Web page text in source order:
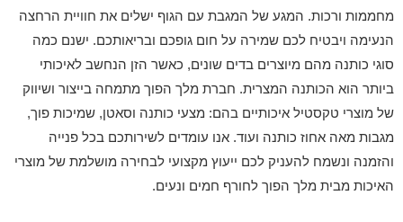
מחממות ורכות. המגע של המגבת עם הגוף ישלים את חוויית הרחצה
הנעימה ויבטיח לכם שמירה על חום גופכם ובריאותכם. ישנם כמה
סוגי כותנה מהם מיוצרים בדים שונים, כאשר הזן הנחשב לאיכותי
ביותר הוא הכותנה המצרית. חברת מלך הפוך מתמחה בייצור ושיווק
של מוצרי טקסטיל איכותיים בהם: מצעי כותנה וסאטן, שמיכות פוך,
מגבות מאה אחוז כותנה ועוד. אנו עומדים לשירותכם בכל פנייה
והזמנה ונשמח להעניק לכם ייעוץ מקצועי לבחירה מושלמת של מוצרי
האיכות מבית מלך הפוך לחורף חמים ונעים.